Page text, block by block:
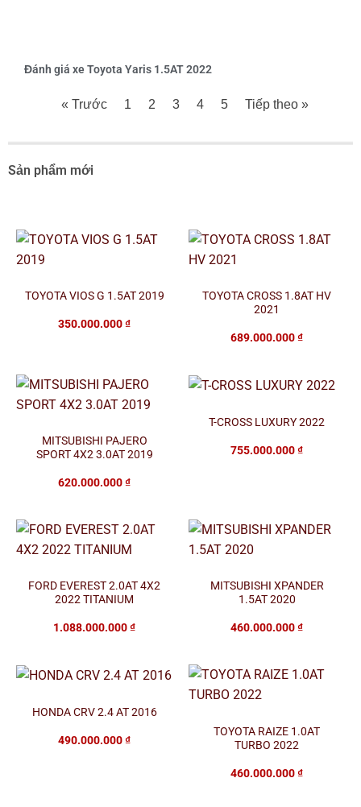
Đánh giá xe Toyota Yaris 1.5AT 2022
« Trước 1 2 3 4 5 Tiếp theo »
Sản phẩm mới
TOYOTA VIOS G 1.5AT 2019
350.000.000₫
TOYOTA CROSS 1.8AT HV
2021
689.000.000₫
MITSUBISHI PAJERO
SPORT 4X2 3.0AT 2019
620.000.000₫
T-CROSS LUXURY 2022
755.000.000₫
FORD EVEREST 2.0AT 4X2
2022 TITANIUM
1.088.000.000₫
MITSUBISHI XPANDER
1.5AT 2020
460.000.000₫
HONDA CRV 2.4 AT 2016
490.000.000₫
TOYOTA RAIZE 1.0AT
TURBO 2022
460.000.000₫